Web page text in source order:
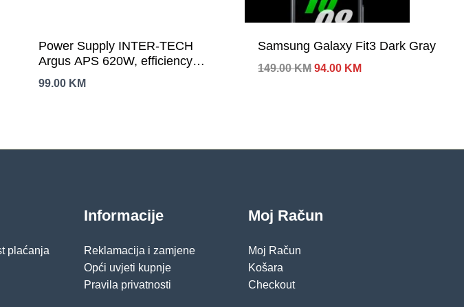
Power Supply INTER-TECH
Argus APS 620W, efficiency
86.3%, dual rail (30A/30A), 120
mm silent fan with automatic
OVP/SCP/OPP/UVP/OS
99.00 KM
Samsung Galaxy Fit3 Dark Gray
149.00KM Izvorna
94.00 KMTrenutna
plaćanja
Informacije
Reklamacija i zamjene
Opći uvjeti kupnje
Pravila privatnosti
Moj Račun
Moj Račun
Košara
Checkout